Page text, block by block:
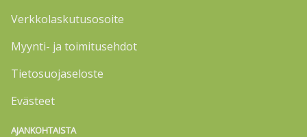
Verkkolaskutusosoite
Myynti- ja toimitusehdot
Tietosuojaseloste
Evästeet
AJANKOHTAISTA